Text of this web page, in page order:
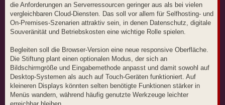
die Anforderungen an Serverressourcen geringer aus als bei vielen
vergleichbaren Cloud-Diensten. Das soll vor allem für Selfhosting- und
On-Premises-Szenarien attraktiv sein, in denen Datenschutz, digitale
Souveränität und Betriebskosten eine wichtige Rolle spielen.
Begleiten soll die Browser-Version eine neue responsive Oberfläche.
Die Stiftung plant einen optionalen Modus, der sich an
Bildschirmgröße und Eingabemethode anpasst und damit sowohl auf
Desktop-Systemen als auch auf Touch-Geräten funktioniert. Auf
kleineren Displays könnten selten benötigte Funktionen stärker in
Menüs wandern, während häufig genutzte Werkzeuge leichter
erreichbar bleiben.